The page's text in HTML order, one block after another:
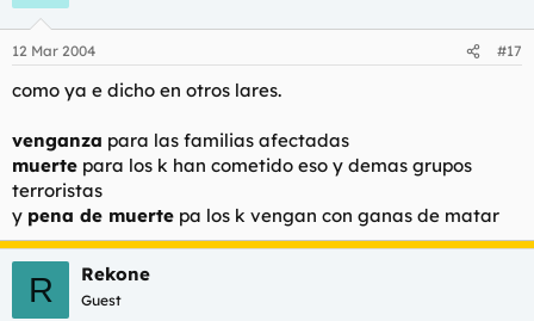
12 Mar 2004 #17
como ya e dicho en otros lares.
venganza para las familias afectadas
muerte para los k han cometido eso y demas grupos
terroristas
y pena de muerte pa los k vengan con ganas de matar
R Rekone
Guest